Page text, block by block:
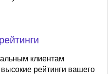
клиентам
рейтинги вашего